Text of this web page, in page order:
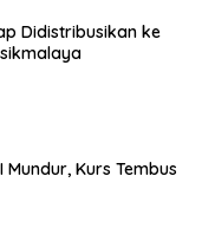
Didistribusikan ke
Mundur, Kurs Tembus